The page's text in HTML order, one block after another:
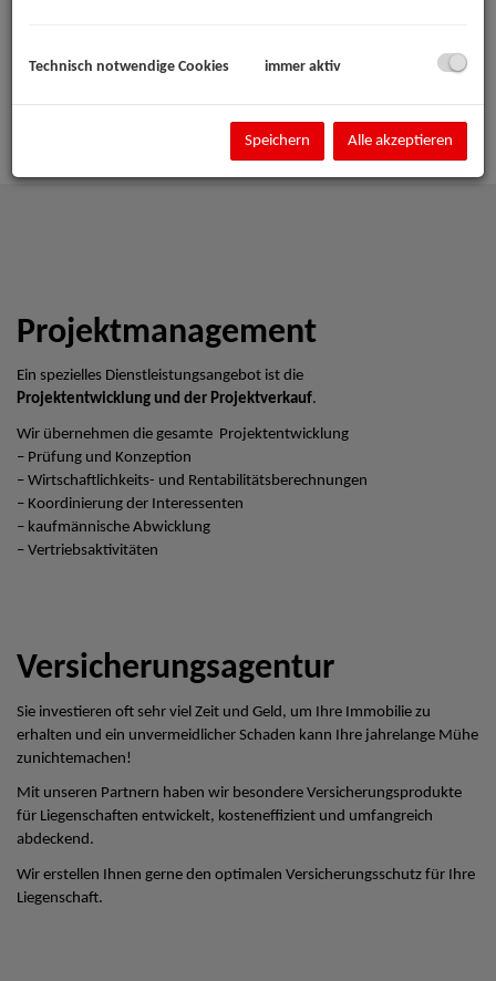
Projektmanagement
Ein spezielles Dienstleistungsangebot ist die
Projektentwicklung und der Projektverkauf.
Wir übernehmen die gesamte Projektentwicklung
– Prüfung und Konzeption
– Wirtschaftlichkeits- und Rentabilitätsberechnungen
– Koordinierung der Interessenten
– kaufmännische Abwicklung
– Vertriebsaktivitäten
Versicherungsagentur
Sie investieren oft sehr viel Zeit und Geld, um Ihre Immobilie zu
erhalten und ein unvermeidlicher Schaden kann Ihre jahrelange Mühe
zunichtemachen!
Mit unseren Partnern haben wir besondere Versicherungsprodukte
für Liegenschaften entwickelt, kosteneffizient und umfangreich
abdeckend.
Wir erstellen Ihnen gerne den optimalen Versicherungsschutz für Ihre
Liegenschaft.
Technisch notwendige Cookies immer aktiv
Speichern Alle akzeptieren